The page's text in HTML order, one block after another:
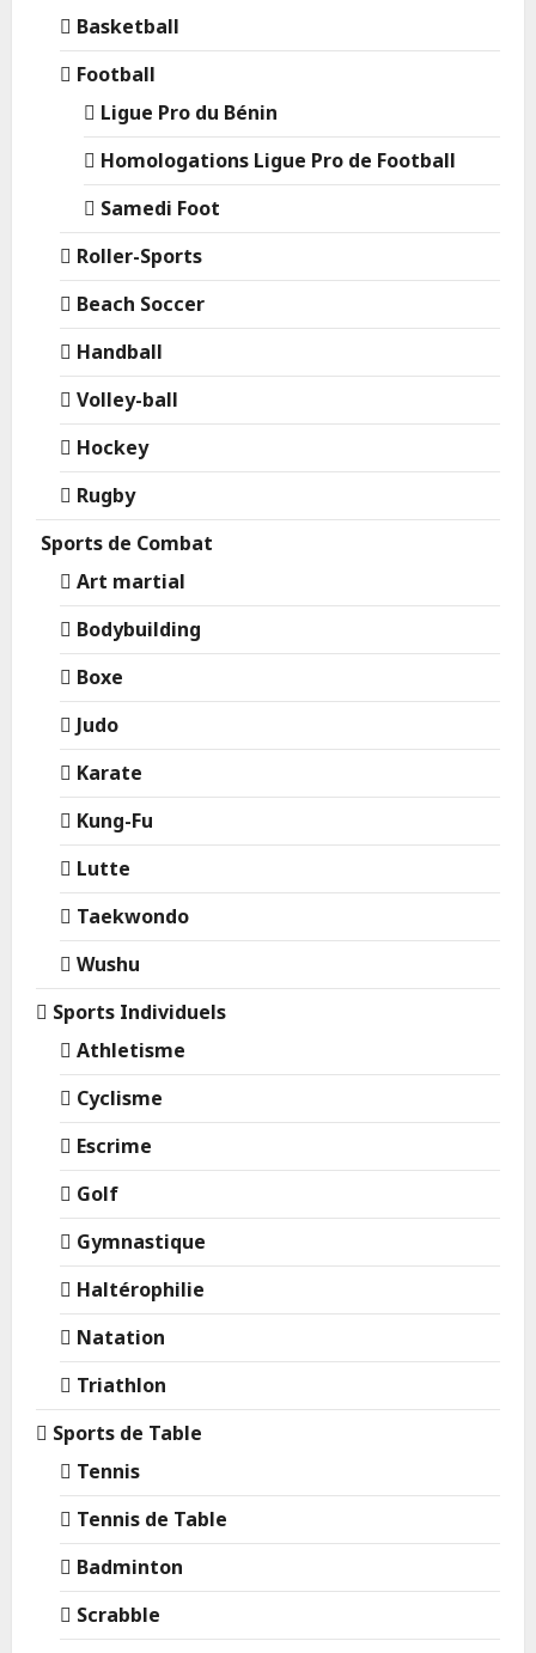
Basketball
Football
Ligue Pro du Bénin
Homologations Ligue Pro de Football
Samedi Foot
Roller-Sports
Beach Soccer
Handball
Volley-ball
Hockey
Rugby
Sports de Combat
Art martial
Bodybuilding
Boxe
Judo
Karate
Kung-Fu
Lutte
Taekwondo
Wushu
Sports Individuels
Athletisme
Cyclisme
Escrime
Golf
Gymnastique
Haltérophilie
Natation
Triathlon
Sports de Table
Tennis
Tennis de Table
Badminton
Scrabble